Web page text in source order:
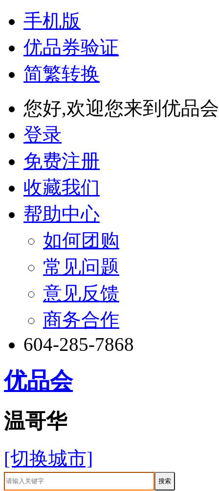
手机版
优品券验证
简繁转换
您好,欢迎您来到优品会
登录
免费注册
收藏我们
帮助中心
如何团购
常见问题
意见反馈
商务合作
604-285-7868
优品会
温哥华
[切换城市]